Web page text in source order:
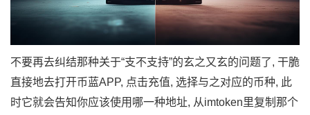
不要再去纠结那种关于“支不支持”的玄之又玄的问题了, 干脆
直接地去打开币蓝APP, 点击充值, 选择与之对应的币种, 此
时它就会告知你应该使用哪一种地址, 从imtoken里复制那个